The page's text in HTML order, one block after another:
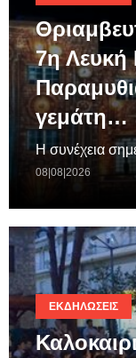
7η Λευκή
γεμάτη…
Η συνέχεια
08|08|2026
ΕΚΔΗΛΏΣΕΙΣ